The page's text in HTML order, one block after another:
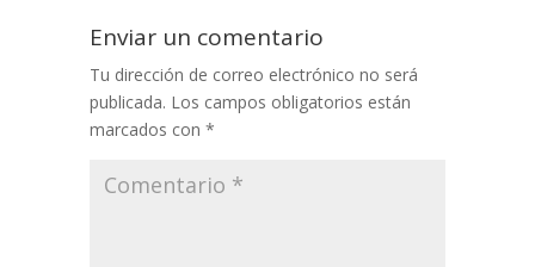
Enviar un comentario
Tu dirección de correo electrónico no será
publicada. Los campos obligatorios están
marcados con *